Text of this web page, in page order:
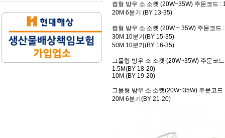
캡형 방우 소 소켓 (20W~35W) 주문코드 :
20M 6분기 (BY 13-35)
캡형 방우 소 소켓 (20W ~ 35W) 주문코드
30M 10분기(BY 15-35)
50M 10분기(BY 16-35)
그물형 방우 소 소켓 (20W~35W) 주문코
1.5M(BY 18-20)
10M (BY 19-20)
그물형 방우 소 소켓(20W~35W) 주문코드
20M 6분기(BY 21-20)